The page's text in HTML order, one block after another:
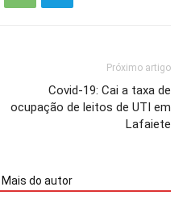
Próximo artigo
Covid-19: Cai a taxa de
ocupação de leitos de UTI em
Lafaiete
Mais do autor